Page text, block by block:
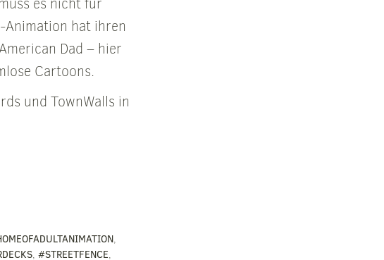
Animation hat ihren
Dad – hier
Cartoons.
und TownWalls in
,
,#STREETFENCE,